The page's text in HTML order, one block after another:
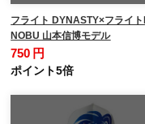
フライト DYNASTY×フライ
NOBU 山本信博モデル
750 円
ポイント5倍